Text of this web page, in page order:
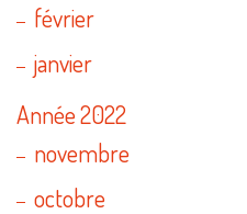
février
janvier
Année 2022
novembre
octobre